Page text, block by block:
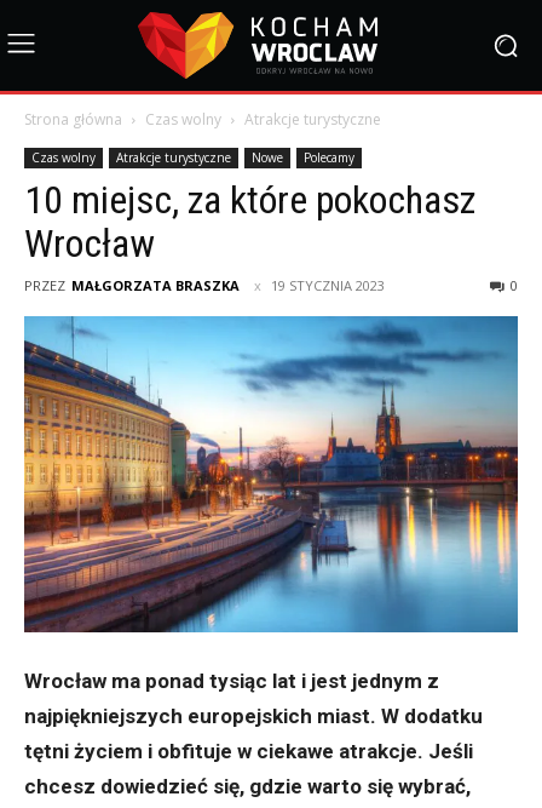
Strona główna Czas wolny Atrakcje turystyczne
Czas wolny Atrakcje turystyczne Nowe Polecamy
10 miejsc, za które pokochasz
Wrocław
PRZEZ MAŁGORZATA BRASZKA 19 STYCZNIA 2023 0
Wrocław ma ponad tysiąc lat i jest jednym z
najpiękniejszych europejskich miast. W dodatku
tętni życiem i obfituje w ciekawe atrakcje. Jeśli
chcesz dowiedzieć się, gdzie warto się wybrać,